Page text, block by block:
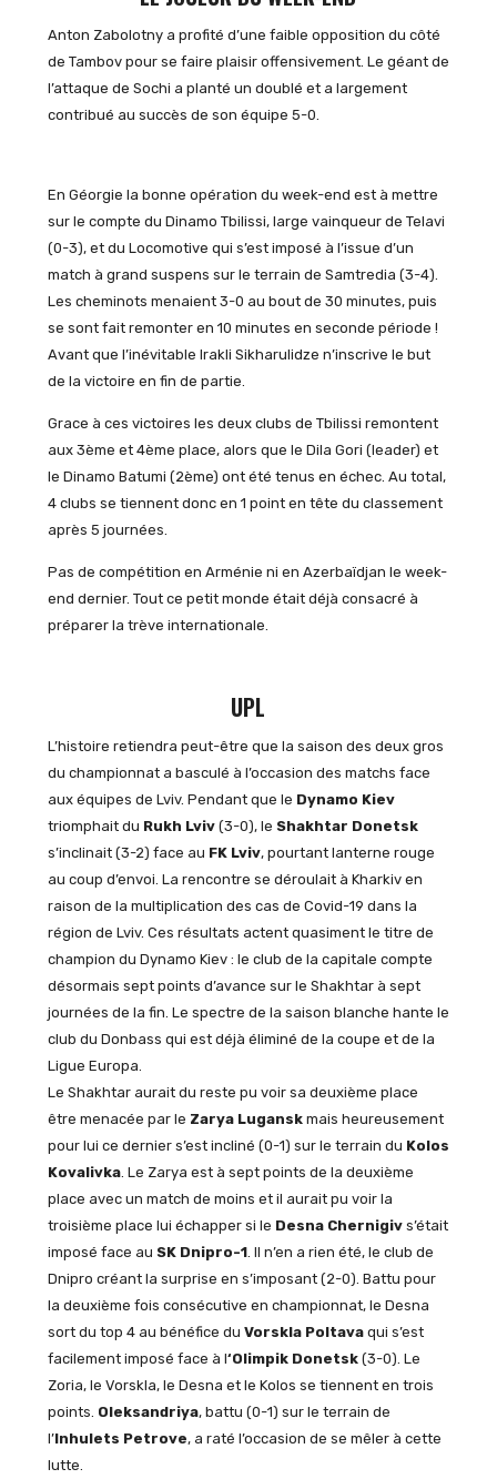
Anton Zabolotny a profité d’une faible opposition du côté
de Tambov pour se faire plaisir offensivement. Le géant de
l’attaque de Sochi a planté un doublé et a largement
contribué au succès de son équipe 5-0.
En Géorgie la bonne opération du week-end est à mettre
sur le compte du Dinamo Tbilissi, large vainqueur de Telavi
(0-3), et du Locomotive qui s’est imposé à l’issue d’un
match à grand suspens sur le terrain de Samtredia (3-4).
Les cheminots menaient 3-0 au bout de 30 minutes, puis
se sont fait remonter en 10 minutes en seconde période !
Avant que l’inévitable Irakli Sikharulidze n’inscrive le but
de la victoire en fin de partie.
Grace à ces victoires les deux clubs de Tbilissi remontent
aux 3ème et 4ème place, alors que le Dila Gori (leader) et
le Dinamo Batumi (2ème) ont été tenus en échec. Au total,
4 clubs se tiennent donc en 1 point en tête du classement
après 5 journées.
Pas de compétition en Arménie ni en Azerbaïdjan le week-
end dernier. Tout ce petit monde était déjà consacré à
préparer la trève internationale.
UPL
L’histoire retiendra peut-être que la saison des deux gros
du championnat a basculé à l’occasion des matchs face
aux équipes de Lviv. Pendant que le Dynamo Kiev
triomphait du Rukh Lviv(3-0), le Shakhtar Donetsk
s’inclinait (3-2) face au FK Lviv, pourtant lanterne rouge
au coup d’envoi. La rencontre se déroulait à Kharkiv en
raison de la multiplication des cas de Covid-19 dans la
région de Lviv. Ces résultats actent quasiment le titre de
champion du Dynamo Kiev : le club de la capitale compte
désormais sept points d’avance sur le Shakhtar à sept
journées de la fin. Le spectre de la saison blanche hante le
club du Donbass qui est déjà éliminé de la coupe et de la
Ligue Europa.
Le Shakhtar aurait du reste pu voir sa deuxième place
être menacée par le Zarya Luganskmais heureusement
pour lui ce dernier s’est incliné (0-1) sur le terrain du Kolos
Kovalivka. Le Zarya est à sept points de la deuxième
place avec un match de moins et il aurait pu voir la
troisième place lui échapper si le Desna Chernigivs’était
imposé face au SK Dnipro-1. Il n’en a rien été, le club de
Dnipro créant la surprise en s’imposant (2-0). Battu pour
la deuxième fois consécutive en championnat, le Desna
sort du top 4 au bénéfice du Vorskla Poltavaqui s’est
facilement imposé face à l‘Olimpik Donetsk(3-0). Le
Zoria, le Vorskla, le Desna et le Kolos se tiennent en trois
points. Oleksandriya, battu (0-1) sur le terrain de
l’Inhulets Petrove, a raté l’occasion de se mêler à cette
lutte.